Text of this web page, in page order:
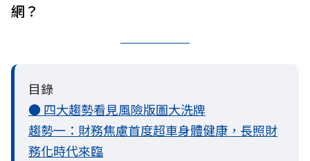
網？
目錄
● 四大趨勢看見風險版圖大洗牌
趨勢一：財務焦慮首度超車身體健康，長照財
務化時代來臨